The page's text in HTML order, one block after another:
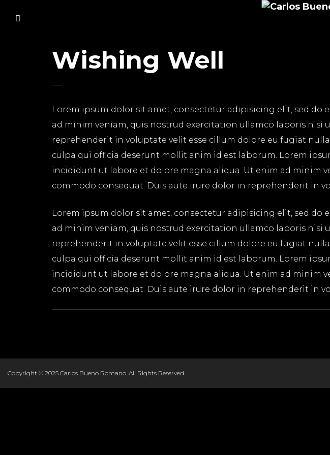
Wishing Well
Lorem ipsum dolor sit amet, consectetur adipisicing elit, sed
ad minim veniam, quis nostrud exercitation ullamco laboris nisi
reprehenderit in voluptate velit esse cillum dolore eu fugiat
culpa qui officia deserunt mollit anim id est laborum. Lorem
incididunt ut labore et dolore magna aliqua. Ut enim ad minim
commodo consequat. Duis aute irure dolor in reprehenderit in
Lorem ipsum dolor sit amet, consectetur adipisicing elit, sed
ad minim veniam, quis nostrud exercitation ullamco laboris nisi
reprehenderit in voluptate velit esse cillum dolore eu fugiat
culpa qui officia deserunt mollit anim id est laborum. Lorem
incididunt ut labore et dolore magna aliqua. Ut enim ad minim
commodo consequat. Duis aute irure dolor in reprehenderit in
Copyright © 2025 Carlos Bueno Romano. All Rights Reserved.